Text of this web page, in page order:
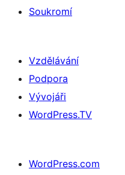
Soukromí
Vzdělávání
Podpora
Vývojáři
WordPress.TV
WordPress.com